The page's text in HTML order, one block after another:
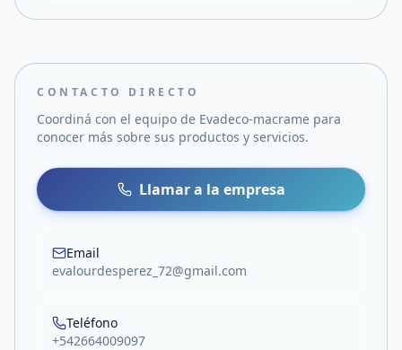
CONTACTO DIRECTO
Coordiná con el equipo de Evadeco-macrame para
conocer más sobre sus productos y servicios.
Llamar a la empresa
Email
evalourdesperez_72@gmail.com
Teléfono
+542664009097